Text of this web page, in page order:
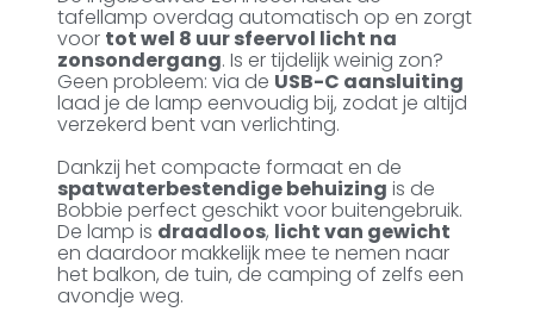
tafellamp overdag automatisch op en zorgt
voor tot wel 8 uur sfeervol licht na
zonsondergang. Is er tijdelijk weinig zon?
Geen probleem: via de USB-C aansluiting
laad je de lamp eenvoudig bij, zodat je altijd
verzekerd bent van verlichting.
Dankzij het compacte formaat en de
spatwaterbestendige behuizing is de
Bobbie perfect geschikt voor buitengebruik.
De lamp is draadloos, licht van gewicht
en daardoor makkelijk mee te nemen naar
het balkon, de tuin, de camping of zelfs een
avondje weg.